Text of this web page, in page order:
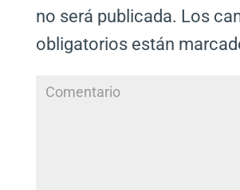
no será publicada. Los
obligatorios están